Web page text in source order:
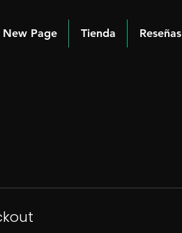
New Page Tienda Reseñas